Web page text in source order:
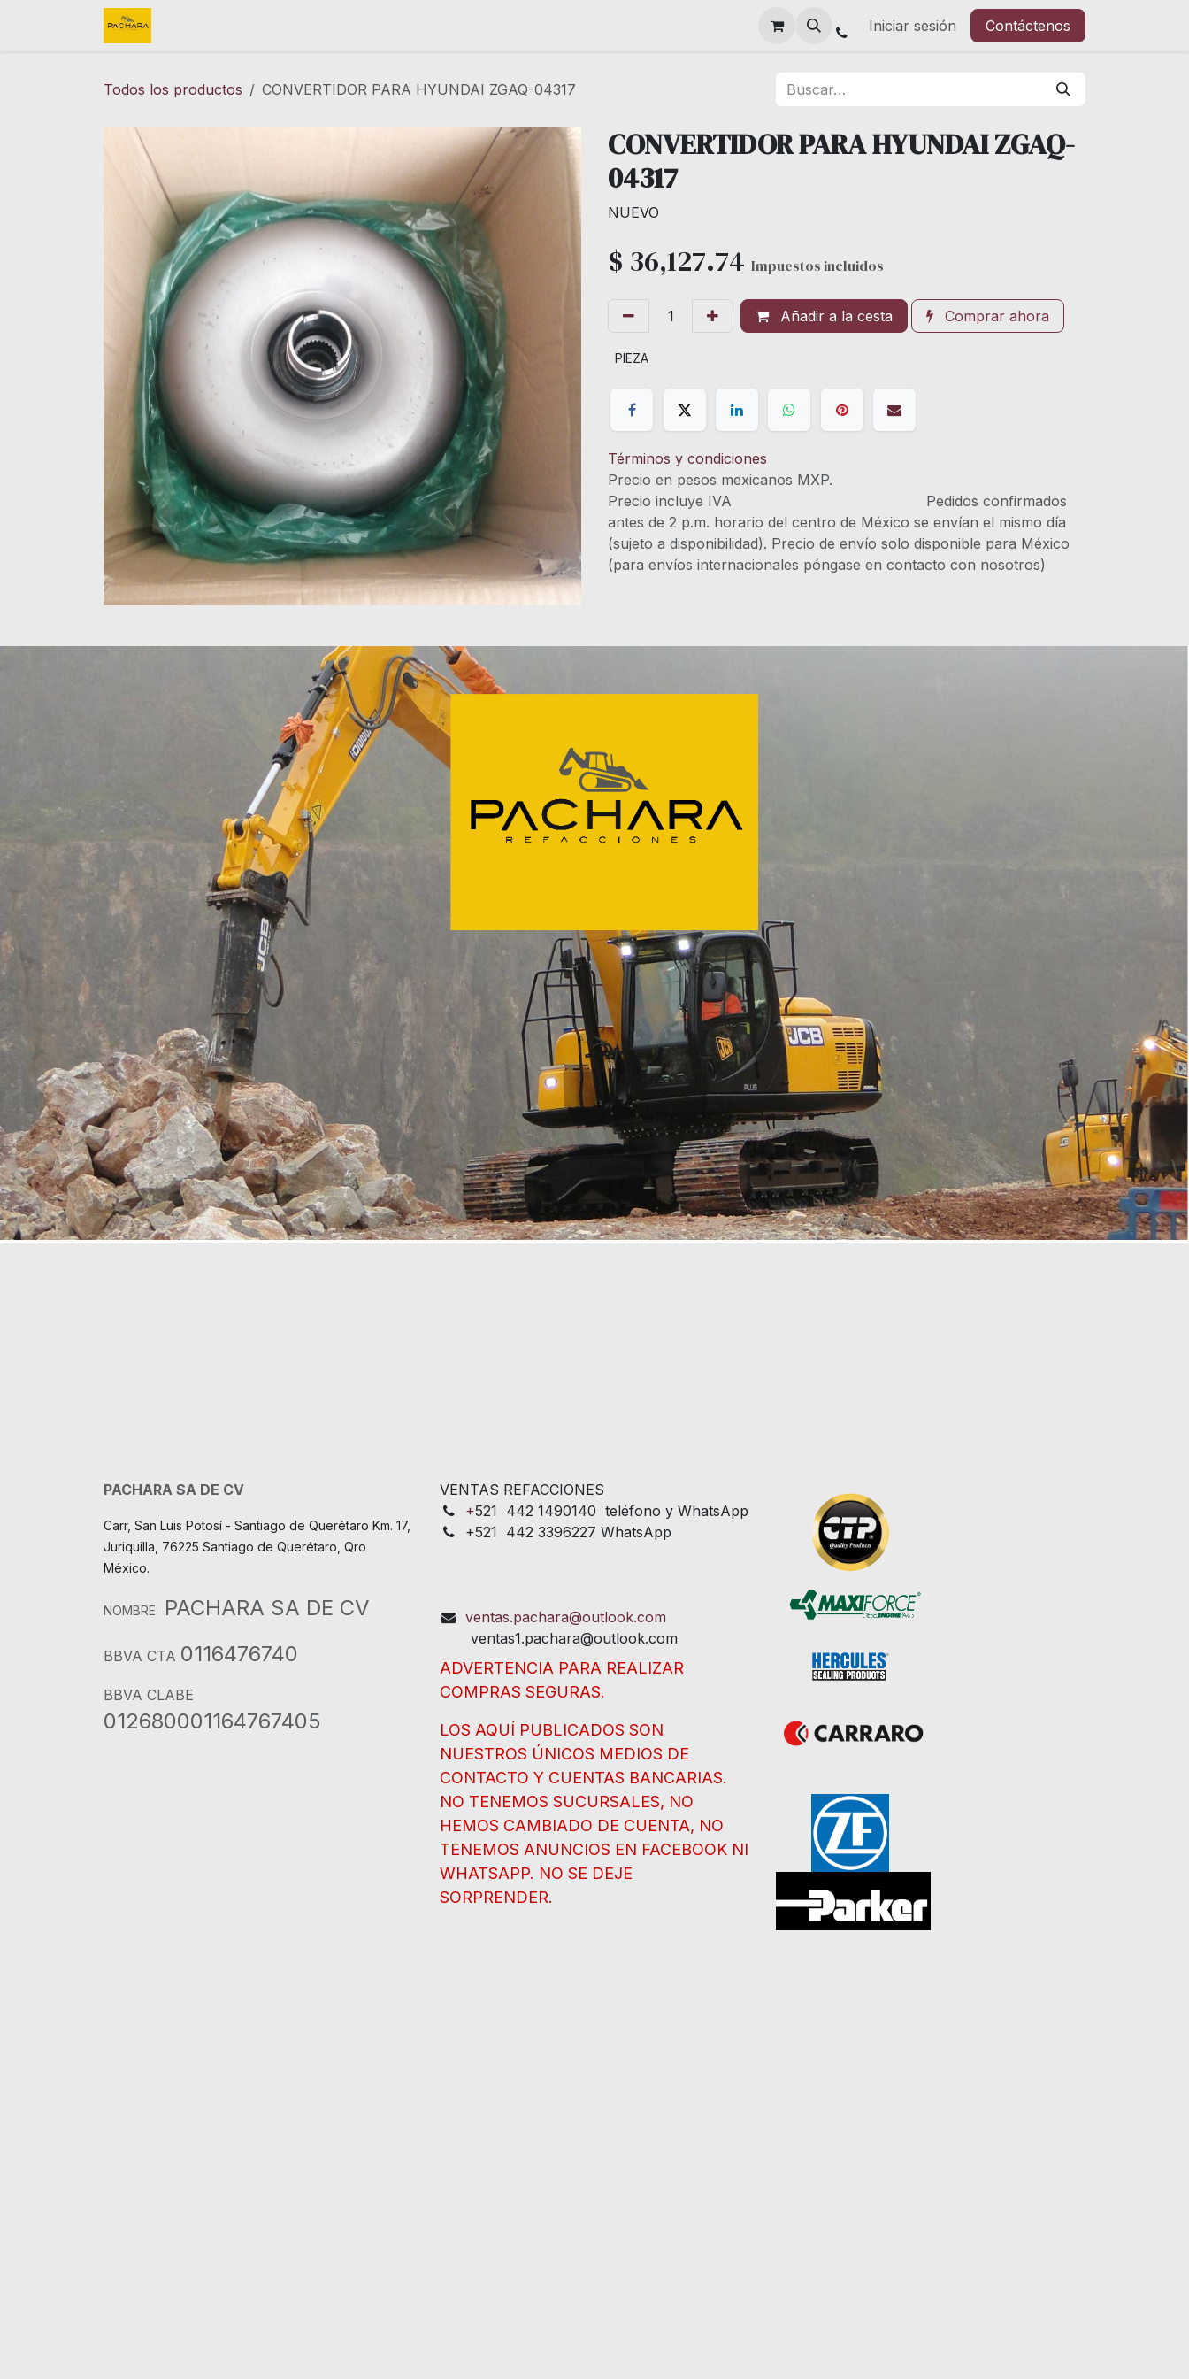
Iniciar sesión Contáctenos
Todos los productos CONVERTIDOR PARA HYUNDAI ZGAQ-04317
CONVERTIDOR PARA HYUNDAI ZGAQ-
04317
NUEVO
$ 36,127.74 Impuestos incluidos
Añadir a la cesta Comprar ahora
PIEZA
Términos y condiciones
Precio en pesos mexicanos MXP.
Precio incluye IVA Pedidos confirmados
antes de 2 p.m. horario del centro de México se envían el mismo día
(sujeto a disponibilidad). Precio de envío solo disponible para México
(para envíos internacionales póngase en contacto con nosotros)
PACHARA SA DE CV
Carr, San Luis Potosí - Santiago de Querétaro Km. 17,
Juriquilla, 76225 Santiago de Querétaro, Qro
México.
NOMBRE: PACHARA SA DE CV
BBVA CTA 0116476740
BBVA CLABE
012680001164767405
VENTAS REFACCIONES
+521 442 1490140 teléfono y WhatsApp
+521 442 3396227 WhatsApp
ventas.pachara@outlook.com
ventas1.pachara@outlook.com
ADVERTENCIA PARA REALIZAR
COMPRAS SEGURAS.
LOS AQUÍ PUBLICADOS SON
NUESTROS ÚNICOS MEDIOS DE
CONTACTO Y CUENTAS BANCARIAS.
NO TENEMOS SUCURSALES, NO
HEMOS CAMBIADO DE CUENTA, NO
TENEMOS ANUNCIOS EN FACEBOOK NI
WHATSAPP. NO SE DEJE
SORPRENDER.